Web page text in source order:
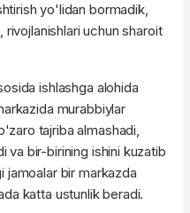
yo'lidan bormadik,
uchun sharoit
ishlashga alohida
murabbiylar
tajriba almashadi,
va bir-birining ishini kuzatib
jamoalar bir markazda
katta ustunlik beradi.